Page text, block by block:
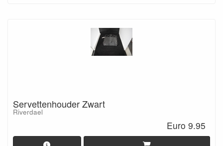
Servettenhouder Zwart
Riverdael
Euro 9.95